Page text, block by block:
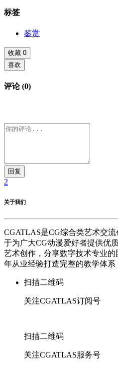
标签
鉴赏
收藏 0
喜欢
评论 (0)
回复
2
关于我们
CGATLAS是CG综合类艺术交
于为广大CG动漫爱好者提供优
艺术创作，分享数字技术专业
年从业经验打造完整的教学体系
扫描二维码
关注CGATLAS订阅号
扫描二维码
关注CGATLAS服务号